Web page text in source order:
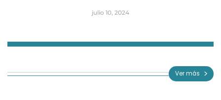
julio 10, 2024
3
Ver más